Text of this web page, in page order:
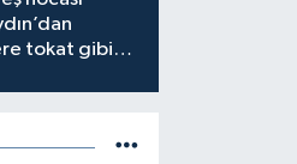
tokat gibi